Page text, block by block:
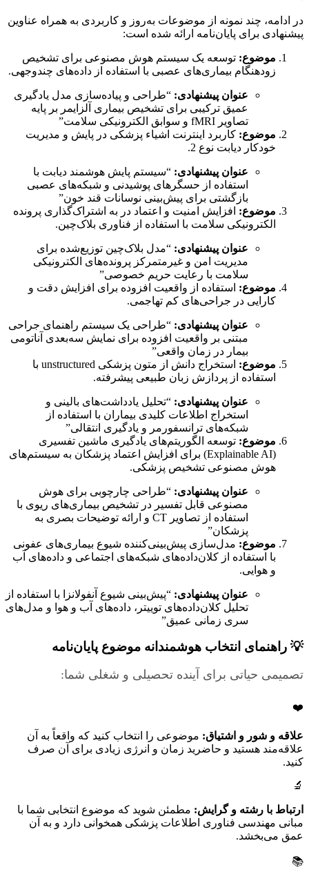
در ادامه، چند نمونه از موضوعات به‌روز و کاربردی به همراه عناوین
پیشنهادی برای پایان‌نامه ارائه شده است:
موضوع: توسعه یک سیستم هوش مصنوعی برای تشخیص
زودهنگام بیماری‌های عصبی با استفاده از داده‌های چندوجهی.
عنوان پیشنهادی: “طراحی و پیاده‌سازی مدل یادگیری
عمیق ترکیبی برای تشخیص بیماری آلزایمر بر پایه
تصاویر fMRI و سوابق الکترونیکی سلامت”
موضوع: کاربرد اینترنت اشیاء پزشکی در پایش و مدیریت
خودکار دیابت نوع 2.
عنوان پیشنهادی: “سیستم پایش هوشمند دیابت با
استفاده از حسگرهای پوشیدنی و شبکه‌های عصبی
بازگشتی برای پیش‌بینی نوسانات قند خون”
موضوع: افزایش امنیت و اعتماد در به اشتراک‌گذاری پرونده
الکترونیکی سلامت با استفاده از فناوری بلاک‌چین.
عنوان پیشنهادی: “مدل بلاک‌چین توزیع‌شده برای
مدیریت امن و غیرمتمرکز پرونده‌های الکترونیکی
سلامت با رعایت حریم خصوصی”
موضوع: استفاده از واقعیت افزوده برای افزایش دقت و
کارایی در جراحی‌های کم تهاجمی.
عنوان پیشنهادی: “طراحی یک سیستم راهنمای جراحی
مبتنی بر واقعیت افزوده برای نمایش سه‌بعدی آناتومی
بیمار در زمان واقعی”
موضوع:
استخراج دانش از متون پزشکی unstructured با
استفاده از پردازش زبان طبیعی پیشرفته.
عنوان پیشنهادی: “تحلیل یادداشت‌های بالینی و
استخراج اطلاعات کلیدی بیماران با استفاده از
شبکه‌های ترانسفورمر و یادگیری انتقالی”
موضوع: توسعه الگوریتم‌های یادگیری ماشین تفسیری
(Explainable AI) برای افزایش اعتماد پزشکان به سیستم‌های
هوش مصنوعی تشخیص پزشکی.
عنوان پیشنهادی: “طراحی چارچوبی برای هوش
مصنوعی قابل تفسیر در تشخیص بیماری‌های ریوی با
استفاده از تصاویر CT و ارائه توضیحات بصری به
پزشکان”
موضوع: مدل‌سازی پیش‌بینی‌کننده شیوع بیماری‌های عفونی
با استفاده از کلان‌داده‌های شبکه‌های اجتماعی و داده‌های آب
و هوایی.
عنوان پیشنهادی: “پیش‌بینی شیوع آنفولانزا با استفاده از
تحلیل کلان‌داده‌های توییتر، داده‌های آب و هوا و مدل‌های
سری زمانی عمیق”
💡 راهنمای انتخاب هوشمندانه موضوع پایان‌نامه
تصمیمی حیاتی برای آینده تحصیلی و شغلی شما:
❤️
علاقه و شور و اشتیاق: موضوعی را انتخاب کنید که واقعاً به آن
علاقه‌مند هستید و حاضرید زمان و انرژی زیادی برای آن صرف
کنید.
🔬
ارتباط با رشته و گرایش: مطمئن شوید که موضوع انتخابی شما با
مبانی مهندسی فناوری اطلاعات پزشکی همخوانی دارد و به آن
عمق می‌بخشد.
📚